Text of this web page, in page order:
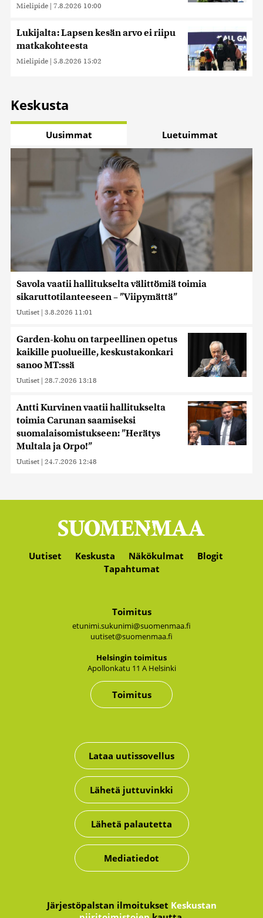
Mielipide | 7.8.2026 10:00
Lukijalta: Lapsen kesän arvo ei riipu
matkakohteesta
Mielipide | 5.8.2026 15:02
Keskusta
Uusimmat Luetuimmat
Savola vaatii hallitukselta välittömiä toimia
sikaruttotilanteeseen – ”Viipymättä”
Uutiset | 3.8.2026 11:01
Garden-kohu on tarpeellinen opetus
kaikille puolueille, keskustakonkari
sanoo MT:ssä
Uutiset | 28.7.2026 13:18
Antti Kurvinen vaatii hallitukselta
toimia Carunan saamiseksi
suomalaisomistukseen: ”Herätys
Multala ja Orpo!”
Uutiset | 24.7.2026 12:48
Uutiset Keskusta Näkökulmat
Blogit
Tapahtumat
Toimitus
etunimi.sukunimi@suomenmaa.fi
uutiset@suomenmaa.fi
Hel­sin­gin toi­mi­tus
Apol­lon­ka­tu 11 A Hel­sin­ki
Toimitus
Lataa uutissovellus
Lähetä juttuvinkki
Lähetä palautetta
Mediatiedot
Järjestöpalstan ilmoitukset Keskustan